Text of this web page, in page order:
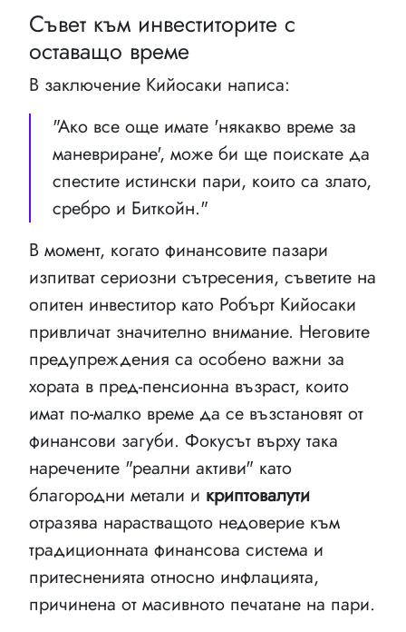
Съвет към инвеститорите с
оставащо време
В заключение Кийосаки написа:
"Ако все още имате 'някакво време за
маневриране', може би ще поискате да
спестите истински пари, които са злато,
сребро и Биткойн."
В момент, когато финансовите пазари
изпитват сериозни сътресения, съветите на
опитен инвеститор като Робърт Кийосаки
привличат значително внимание. Неговите
предупреждения са особено важни за
хората в пред-пенсионна възраст, които
имат по-малко време да се възстановят от
финансови загуби. Фокусът върху така
наречените "реални активи" като
благородни метали и криптовалути
отразява нарастващото недоверие към
традиционната финансова система и
притесненията относно инфлацията,
причинена от масивното печатане на пари.